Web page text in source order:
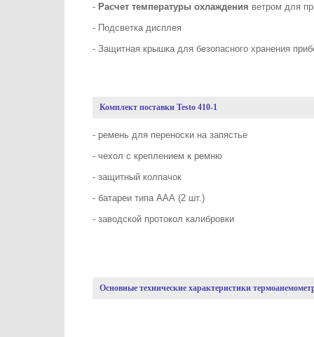
- Расчет температуры охлаждения ветром для
- Подсветка дисплея
- Защитная крышка для безопасного хранения
Комплект поставки Testo 410-1
- ремень для переноски на запястье
- чехол с креплением к ремню
- защитный колпачок
- батареи типа ААА (2 шт.)
- заводской протокол калибровки
Основные технические характеристики